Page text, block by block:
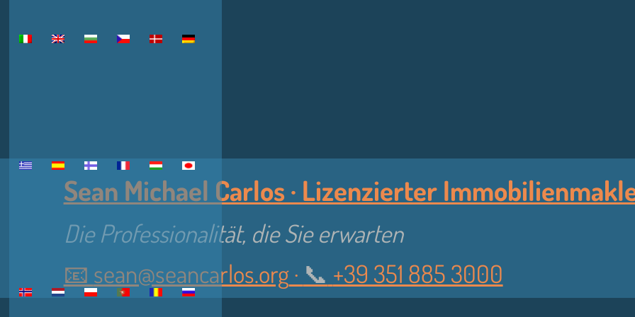
Sean Michael Carlos · Lizenzierter
Die Professionalität, die Sie erwarten
📧 sean@seancarlos.org· 📞︎ +39 351 885 3000